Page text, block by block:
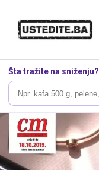
Šta tražite na sniženju?